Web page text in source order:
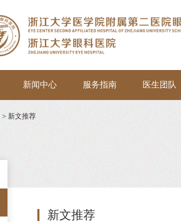
新闻中心 服务指南 医生团队
> 新文推荐
新文推荐